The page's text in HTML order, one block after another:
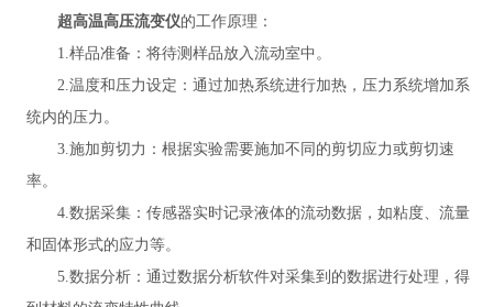
超高温高压流变仪的工作原理：
1.样品准备：将待测样品放入流动室中。
2.温度和压力设定：通过加热系统进行加热，压力系统增加系
统内的压力。
3.施加剪切力：根据实验需要施加不同的剪切应力或剪切速
率。
4.数据采集：传感器实时记录液体的流动数据，如粘度、流量
和固体形式的应力等。
5.数据分析：通过数据分析软件对采集到的数据进行处理，得